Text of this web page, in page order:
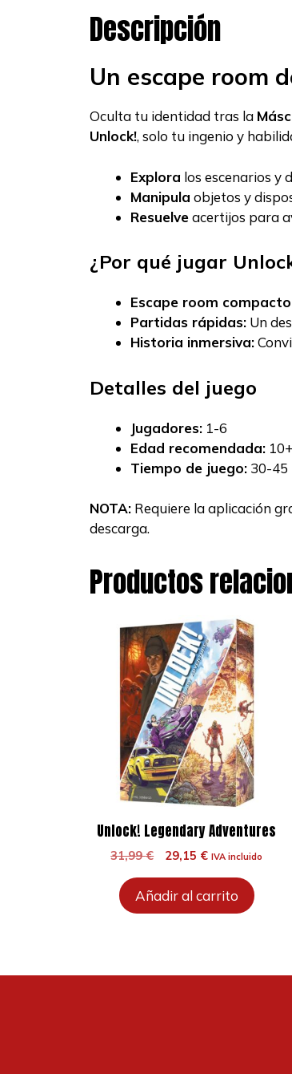
Descripción
Un escape room
Oculta tu identidad tras la
Unlock!, solo tu ingenio y
Explora los escenarios y
Manipula objetos y
Resuelveacertijos para
¿Por qué jugar
Escape room
Partidas rápidas: Un
Historia inmersiva:
Detalles del juego
Jugadores: 1-6
Edad recomendada: 10+
Tiempo de juego: 30-45
NOTA: Requiere la aplicación
descarga.
Productos
Unlock! Legendary Adventures
31,99€
El
original
era:
29,15 €El
actual
es:
IVA incluido
Añadir al carrito